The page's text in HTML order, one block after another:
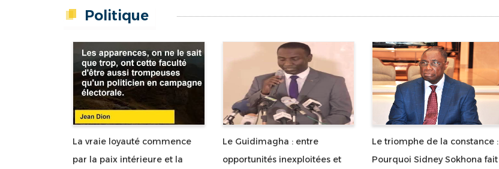
Politique
Le triomphe de la constance :
Pourquoi Sidney Sokhona fait
Le Guidimagha : entre
opportunités inexploitées et
La vraie loyauté commence
par la paix intérieure et la